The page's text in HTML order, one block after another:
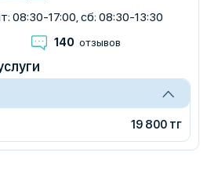
08:30-17:00, сб: 08:30-13:30
140 отзывов
19 800 тг